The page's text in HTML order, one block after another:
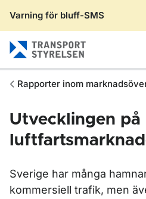
Varning för bluff-SMS
Rapporter inom
Utvecklingen på
Sverige har många
kommersiell trafik, men